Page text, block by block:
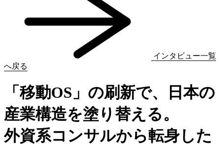
インタビュー一覧
へ戻る
「 移動OS 」 の刷 新で、 日 本の
産業構造を塗り替え る。
外資系コ ンサルから転身した